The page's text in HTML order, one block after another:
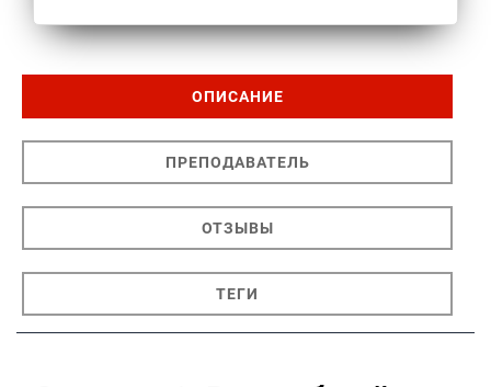
ОПИСАНИЕ
ПРЕПОДАВАТЕЛЬ
ОТЗЫВЫ
ТЕГИ